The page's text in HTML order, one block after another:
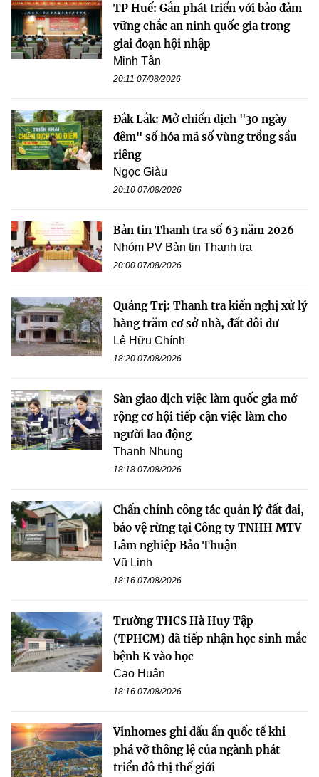
TP Huế: Gắn phát triển với bảo đảm
vững chắc an ninh quốc gia trong
giai đoạn hội nhập
Minh Tân
20:11 07/08/2026
Đắk Lắk: Mở chiến dịch "30 ngày
đêm" số hóa mã số vùng trồng sầu
riêng
Ngọc Giàu
20:10 07/08/2026
Bản tin Thanh tra số 63 năm 2026
Nhóm PV Bản tin Thanh tra
20:00 07/08/2026
Quảng Trị: Thanh tra kiến nghị xử lý
hàng trăm cơ sở nhà, đất dôi dư
Lê Hữu Chính
18:20 07/08/2026
Sàn giao dịch việc làm quốc gia mở
rộng cơ hội tiếp cận việc làm cho
người lao động
Thanh Nhung
18:18 07/08/2026
Chấn chỉnh công tác quản lý đất đai,
bảo vệ rừng tại Công ty TNHH MTV
Lâm nghiệp Bảo Thuận
Vũ Linh
18:16 07/08/2026
Trường THCS Hà Huy Tập
(TPHCM) đã tiếp nhận học sinh mắc
bệnh K vào học
Cao Huân
18:16 07/08/2026
Vinhomes ghi dấu ấn quốc tế khi
phá vỡ thông lệ của ngành phát
triển đô thị thế giới